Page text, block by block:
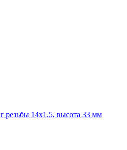
резьбы 14x1.5, высота 33 мм